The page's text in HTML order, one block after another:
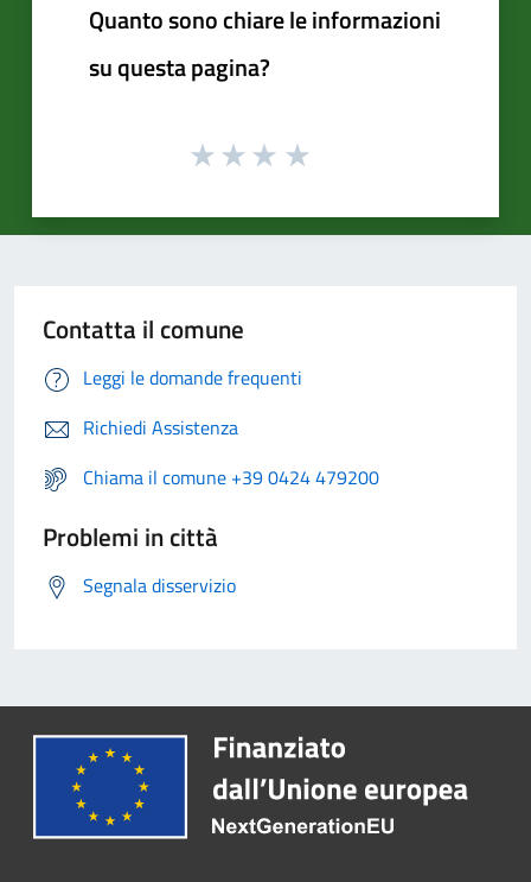
Quanto sono chiare le informazioni
su questa pagina?
Contatta il comune
Leggi le domande frequenti
Richiedi Assistenza
Chiama il comune +39 0424 479200
Problemi in città
Segnala disservizio